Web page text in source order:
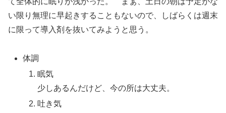
い限り無理に早起きすることもないので、しばらくは週末
に限って導入剤を抜いてみようと思う。
体調
眠気
少しあるんだけど、今の所は大丈夫。
吐き気